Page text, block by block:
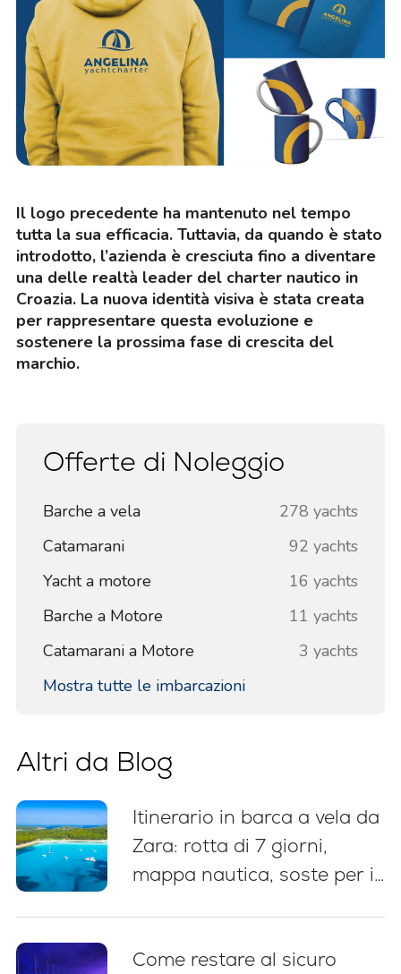
Il logo precedente ha mantenuto nel tempo
tutta la sua efficacia. Tuttavia, da quando è stato
introdotto, l’azienda è cresciuta fino a diventare
una delle realtà leader del charter nautico in
Croazia. La nuova identità visiva è stata creata
per rappresentare questa evoluzione e
sostenere la prossima fase di crescita del
marchio.
Offerte di Noleggio
Barche a vela
278 yachts
Catamarani
92 yachts
Yacht a motore
16 yachts
Barche a Motore
11 yachts
Catamarani a Motore
3 yachts
Mostra tutte le imbarcazioni
Altri da Blog
Itinerario in barca a vela da
Zara: rotta di 7 giorni,
mappa nautica, soste per il
Come restare al sicuro